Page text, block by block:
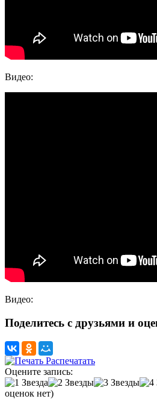
Видео:
Видео:
Поделитесь с друзьями и
Распечатать
Оцените запись:
оценок нет)